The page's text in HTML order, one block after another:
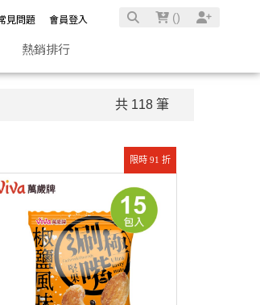
見問題 會員登入 ()
熱銷排行
共 118 筆
限時 91 折